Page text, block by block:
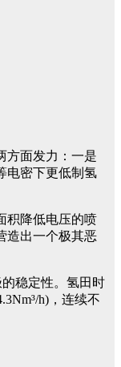
方面发力：一是
电密下更低制氢
积降低电压的喷
造出一个极其恶
稳定性。氢田时
h)，连续不